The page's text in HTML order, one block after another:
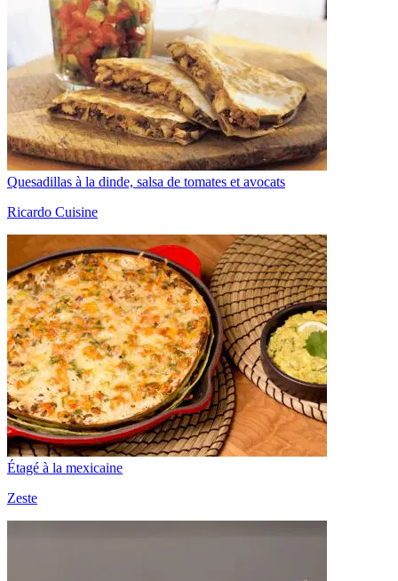
Quesadillas à la dinde, salsa de tomates et avocats
Ricardo Cuisine
Étagé à la mexicaine
Zeste